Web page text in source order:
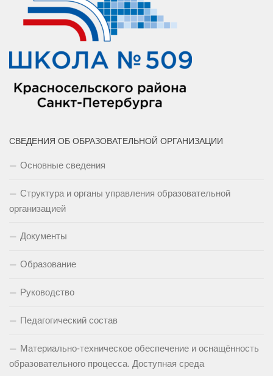
СВЕДЕНИЯ ОБ ОБРАЗОВАТЕЛЬНОЙ ОРГАНИЗАЦИИ
Основные сведения
Структура и органы управления образовательной
организацией
Документы
Образование
Руководство
Педагогический состав
Материально-техническое обеспечение и оснащённость
образовательного процесса. Доступная среда